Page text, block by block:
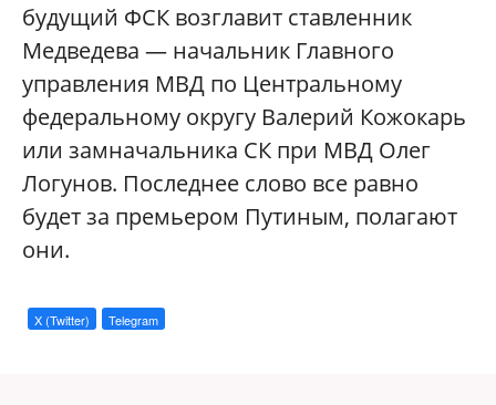
будущий ФСК возглавит ставленник
Медведева — начальник Главного
управления МВД по Центральному
федеральному округу Валерий Кожокарь
или замначальника СК при МВД Олег
Логунов. Последнее слово все равно
будет за премьером Путиным, полагают
они.
X (Twitter) Telegram